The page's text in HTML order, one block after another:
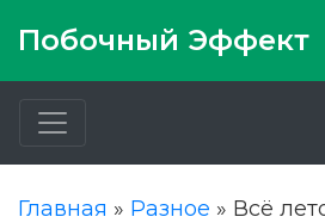
Побочный Эффект
Главная » Разное » Всё